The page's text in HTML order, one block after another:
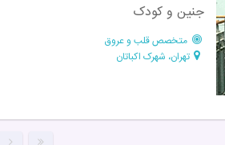
جنین و کودک
متخصص قلب و عروق
تهران، شهرک اکباتان